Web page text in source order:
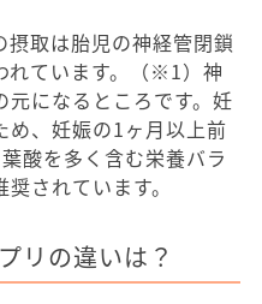
取は胎児の神経管閉鎖
れています。（※1）神
になるところです。妊
め、妊娠の1ヶ月以上前
酸を多く含む栄養バラ
されています。
リの違いは？